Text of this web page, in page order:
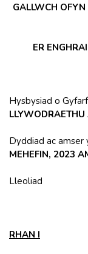
GALLWCH
ER
Hysbysiad o
Dyddiad ac
MEHEFIN, 2023
Lleoliad
RHAN I